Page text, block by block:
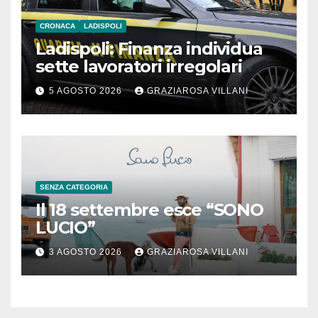
CRONACA LADISPOLI
Ladispoli: Finanza individua
sette lavoratori irregolari
5 AGOSTO 2026 GRAZIAROSA VILLANI
SENZA CATEGORIA
Il 18 settembre esce “SONO
LUCIO”
3 AGOSTO 2026 GRAZIAROSA VILLANI